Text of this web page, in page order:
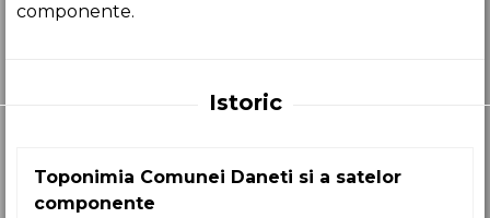
componente.
Istoric
Toponimia Comunei Daneti si a satelor
componente